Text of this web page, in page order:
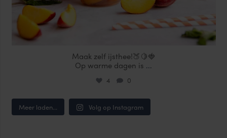
Maak zelf ijsthee!🍑🍋🍓
Op warme dagen is ...
4 0
Meer laden... Volg op Instagram